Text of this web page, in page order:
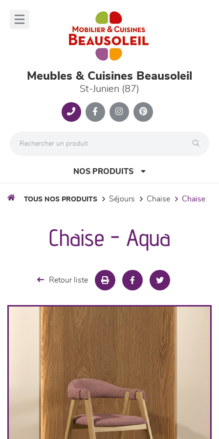
Meubles & Cuisines Beausoleil
St-Junien (87)
NOS PRODUITS
meubles de complément
cuisine & sur-mesure
décoration
TOUS NOS PRODUITS séjours chaise chaise
Chaise - Aqua
Retour liste